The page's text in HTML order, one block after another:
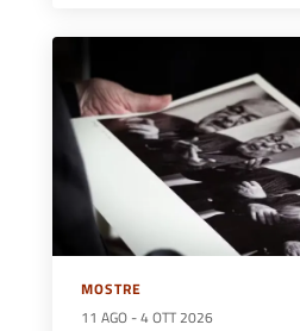
MOSTRE
11 AGO -4 OTT 2026